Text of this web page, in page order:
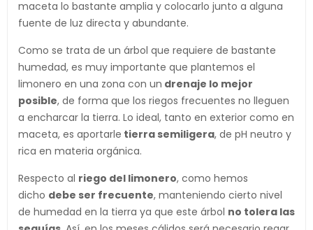
maceta lo bastante amplia y colocarlo junto a alguna
fuente de luz directa y abundante.
Como se trata de un árbol que requiere de bastante
humedad, es muy importante que plantemos el
limonero en una zona con un drenaje lo mejor
posible, de forma que los riegos frecuentes no lleguen
a encharcar la tierra. Lo ideal, tanto en exterior como en
maceta, es aportarle tierra semiligera, de pH neutro y
rica en materia orgánica.
Respecto al riego del limonero, como hemos
dicho debe ser frecuente, manteniendo cierto nivel
de humedad en la tierra ya que este árbol no tolera las